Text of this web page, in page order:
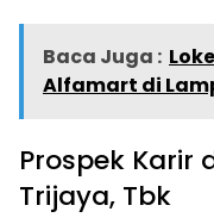
Baca Juga :
Alfamart di
Prospek Karir
Trijaya, Tbk